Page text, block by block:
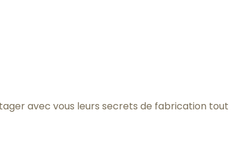
aux
avec vous leurs secrets de fabrication tout